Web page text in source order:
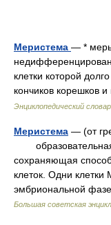
Меристема — *
клетки которой
кончиков корешков
Энциклопедический
Меристема — (от
образовательная
сохраняющая
клеток. Одни
эмбриональной
Большая советская